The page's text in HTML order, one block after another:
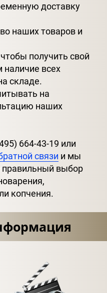
доставку
наших товаров и
получить свой
наличие всех
складе.
на
наших
664-43-19 или
связи и мы
правильный выбор
копчения.